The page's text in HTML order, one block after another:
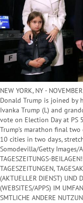
NEW YORK, NY -
Donald Trump is joined by
Ivanka Trump (L) and
vote on Election Day at PS
Trump's marathon final
10 cities in two days,
Somodevilla/Getty Images/
TAGESZEITUNGS-
TAGESZEITUNGEN,
(AKTUELLER DIENST) UND
(WEBSITES/APPS) IM
SMTLICHE ANDERE